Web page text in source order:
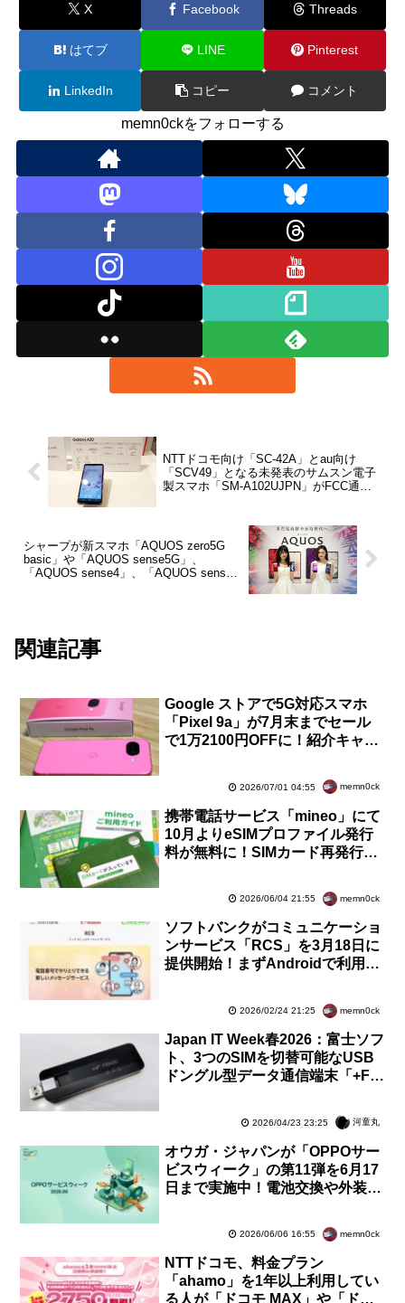
X Facebook Threads
はてブ LINE Pinterest
LinkedIn コピー コメント
memn0ckをフォローする
NTTドコモ向け「SC-42A」とau向け
「SCV49」となる未発表のサムスン電子
製スマホ「SM-A102UJPN」がFCC通
シャープが新スマホ「AQUOS zero5G
basic」や「AQUOS sense5G」、
「AQUOS sense4」、「AQUOS sense4
関連記事
Google ストアで5G対応スマホ
「Pixel 9a」が7月末までセール
で1万2100円OFFに！紹介キャン
2026/07/01 04:55 memn0ck
携帯電話サービス「mineo」にて
10月よりeSIMプロファイル発行
料が無料に！SIMカード再発行事
2026/06/04 21:55 memn0ck
ソフトバンクがコミュニケーショ
ンサービス「RCS」を3月18日に
提供開始！まずAndroidで利用で
2026/02/24 21:25 memn0ck
Japan IT Week春2026：富士ソフ
ト、3つのSIMを切替可能なUSB
ドングル型データ通信端末「+F
2026/04/23 23:25 河童丸
オウガ・ジャパンが「OPPOサー
ビスウィーク」の第11弾を6月17
日まで実施中！電池交換や外装交
2026/06/06 16:55 memn0ck
NTTドコモ、料金プラン
「ahamo」を1年以上利用してい
る人が「ドコモ MAX」や「ドコ